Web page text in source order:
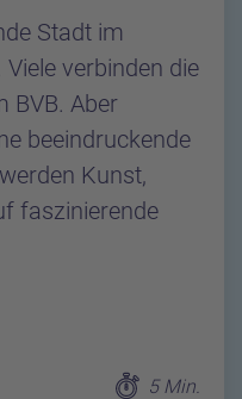
Stadt im
verbinden die
BVB. Aber
beeindruckende
Kunst,
faszinierende
5 Min.